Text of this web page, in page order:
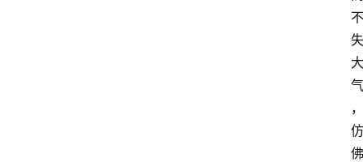
不
失
大
气
，
仿
佛